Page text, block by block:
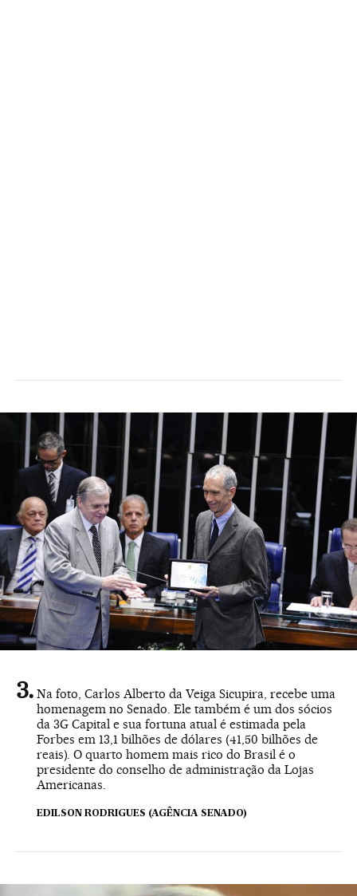
Na foto, Carlos Alberto da Veiga Sicupira, recebe uma
homenagem no Senado. Ele também é um dos sócios
da 3G Capital e sua fortuna atual é estimada pela
Forbes em 13,1 bilhões de dólares (41,50 bilhões de
reais). O quarto homem mais rico do Brasil é o
presidente do conselho de administração da Lojas
Americanas.
EDILSON RODRIGUES (AGÊNCIA SENADO)